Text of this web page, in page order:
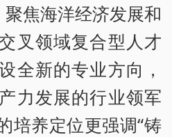
聚焦海洋经济发展和
叉领域复合型人才
全新的专业方向，
力发展的行业领军
培养定位更强调“铸